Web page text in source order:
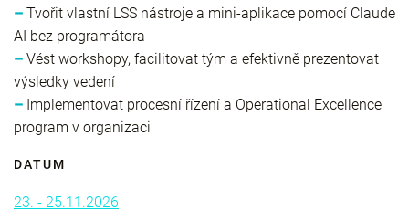
– Tvořit vlastní LSS nástroje a mini-aplikace pomocí Claude
AI bez programátora
– Vést workshopy, facilitovat tým a efektivně prezentovat
výsledky vedení
– Implementovat procesní řízení a Operational Excellence
program v organizaci
DATUM
23. - 25.11.2026